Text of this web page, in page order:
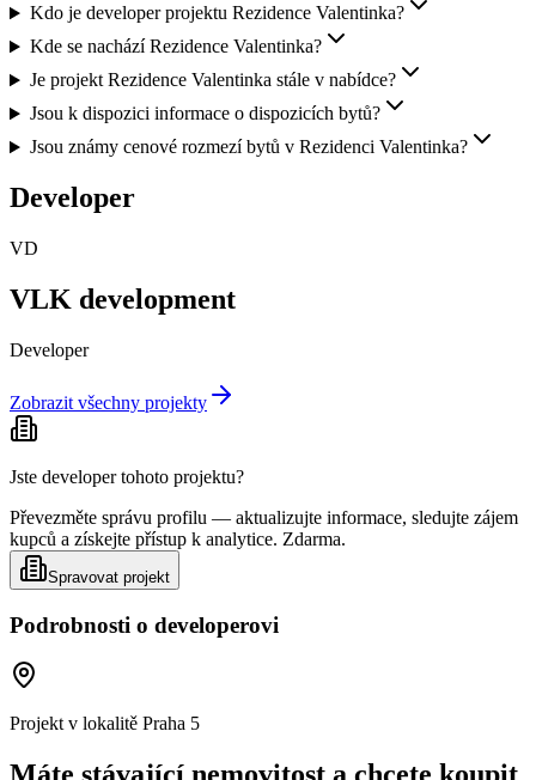
Kdo je developer projektu Rezidence Valentinka?
Kde se nachází Rezidence Valentinka?
Je projekt Rezidence Valentinka stále v nabídce?
Jsou k dispozici informace o dispozicích bytů?
Jsou známy cenové rozmezí bytů v Rezidenci Valentinka?
Developer
VD
VLK development
Developer
Zobrazit všechny projekty
Jste developer tohoto projektu?
Převezměte správu profilu — aktualizujte informace, sledujte zájem
kupců a získejte přístup k analytice. Zdarma.
Spravovat projekt
Podrobnosti o developerovi
Projekt v lokalitě Praha 5